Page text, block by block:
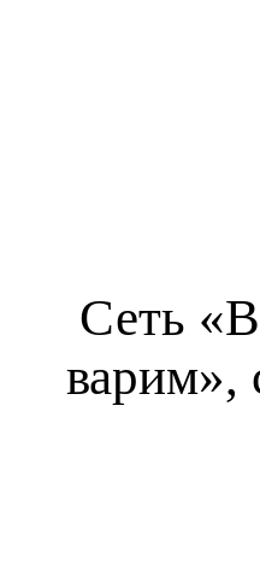
Сеть
варим»,